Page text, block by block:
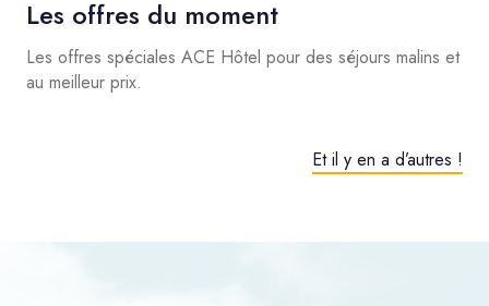
Les offres du moment
Les offres spéciales ACE Hôtel pour des séjours malins et
au meilleur prix.
Et il y en a d’autres !